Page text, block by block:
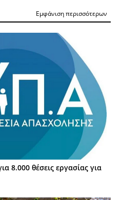
Εμφάνιση περισσότερων
8.000 θέσεις εργασίας για